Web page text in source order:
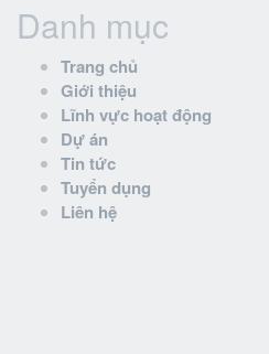
Danh mục
Trang chủ
Giới thiệu
Lĩnh vực hoạt động
Dự án
Tin tức
Tuyển dụng
Liên hệ